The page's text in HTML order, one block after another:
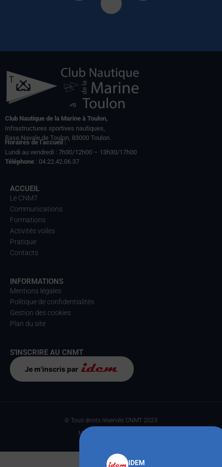
IDEM
Club Nautique de la Marine à Toulon,
Infrastructures sportives nautiques,
Base Navale de Toulon, 83000 Toulon.
Horaires de l’accueil :
Lundi au vendredi : 7h30/12h00 – 13h30/17h00
Téléphone : 04.22.42.06.37
ACCUEIL
Le CNMT
Communications
Formations
Activités voiles
Pratique
Contacts
INFORMATIONS
Mentions légales
Politique de confidentialités
Gestion des cookies
Plan du site
S'INSCRIRE AU CNMT
Je m'inscris par
© Tous droits réservés CNMT 2023
Made with